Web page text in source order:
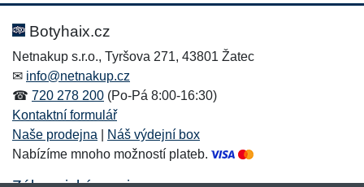
Botyhaix.cz
Netnakup s.r.o., Tyršova 271, 43801 Žatec
✉ info@netnakup.cz
☎ 720 278 200 (Po-Pá 8:00-16:30)
Kontaktní formulář
Naše prodejna
Náš výdejní box
Nabízíme mnoho možností plateb.